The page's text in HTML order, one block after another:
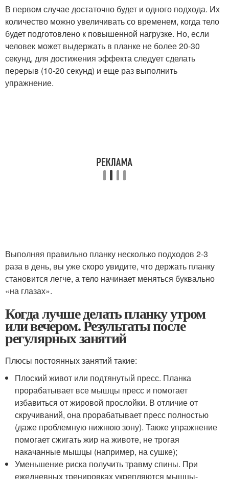
В первом случае достаточно будет и одного подхода. Их
количество можно увеличивать со временем, когда тело
будет подготовлено к повышенной нагрузке. Но, если
человек может выдержать в планке не более 20-30
секунд, для достижения эффекта следует сделать
перерыв (10-20 секунд) и еще раз выполнить
упражнение.
Выполняя правильно планку несколько подходов 2-3
раза в день, вы уже скоро увидите, что держать планку
становится легче, а тело начинает меняться буквально
«на глазах».
Когда лучше делать планку утром
или вечером. Результаты после
регулярных занятий
Плюсы постоянных занятий такие:
Плоский живот или подтянутый пресс. Планка
прорабатывает все мышцы пресс и помогает
избавиться от жировой прослойки. В отличие от
скручиваний, она прорабатывает пресс полностью
(даже проблемную нижнюю зону). Также упражнение
помогает сжигать жир на животе, не трогая
накачанные мышцы (например, на сушке);
Уменьшение риска получить травму спины. При
ежедневных тренировках укрепляются мышцы-